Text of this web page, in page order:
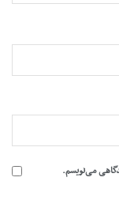
می‌نویسم.